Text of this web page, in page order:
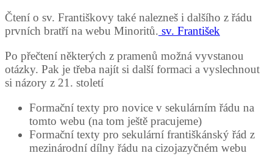
Čtení o sv. Františkovy také nalezneš i dalšího z řádu
prvních bratří na webu Minoritů. sv. František
Po přečtení některých z pramenů možná vyvstanou
otázky. Pak je třeba najít si další formaci a vyslechnout
si názory z 21. století
Formační texty pro novice v sekulárním řádu na
tomto webu (na tom ještě pracujeme)
Formační texty pro sekulární františkánský řád z
mezinárodní dílny řádu na cizojazyčném webu